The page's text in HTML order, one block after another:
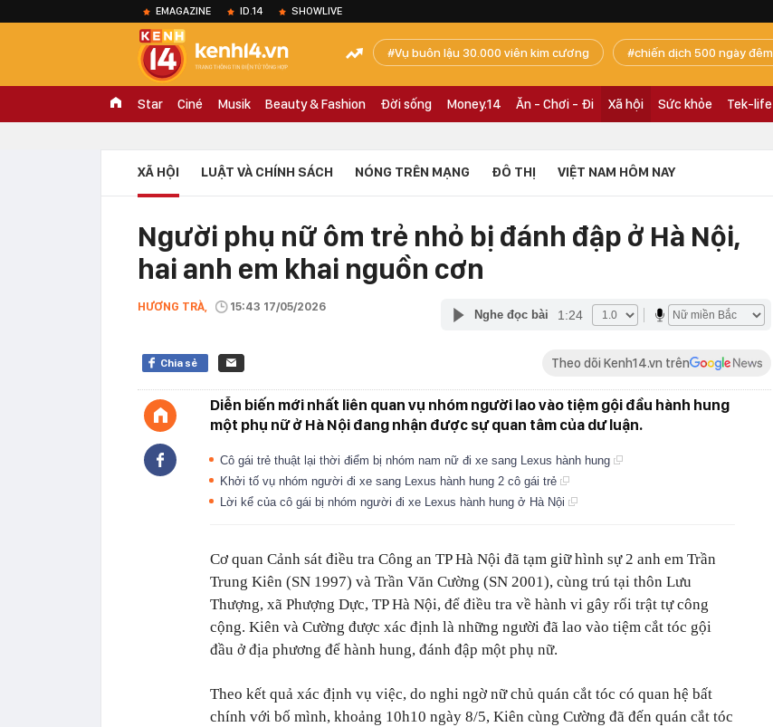
EMAGAZINE ID.14 SHOWLIVE
Vụ buôn lậu 30.000 viên kim cương chiến dịch 500 ngày đêm
Star Ciné Musik Beauty & Fashion Đời sống Money.14 Ăn - Chơi - Đi Xã hội Sức khỏe Tek-life
XÃ HỘI LUẬT VÀ CHÍNH SÁCH NÓNG TRÊN MẠNG ĐÔ THỊ VIỆT NAM HÔM NAY
Người phụ nữ ôm trẻ nhỏ bị đánh đập ở Hà Nội,
hai anh em khai nguồn cơn
HƯƠNG TRÀ, 15:43 17/05/2026
Nghe đọc bài 1:24
Chia sẻ Theo dõi Kenh14.vn trên
Diễn biến mới nhất liên quan vụ nhóm người lao vào tiệm gội đầu hành hung
một phụ nữ ở Hà Nội đang nhận được sự quan tâm của dư luận.
Cô gái trẻ thuật lại thời điểm bị nhóm nam nữ đi xe sang Lexus hành hung
Khởi tố vụ nhóm người đi xe sang Lexus hành hung 2 cô gái trẻ
Lời kể của cô gái bị nhóm người đi xe Lexus hành hung ở Hà Nội
Cơ quan Cảnh sát điều tra Công an TP Hà Nội đã tạm giữ hình sự 2 anh em Trần
Trung Kiên (SN 1997) và Trần Văn Cường (SN 2001), cùng trú tại thôn Lưu
Thượng, xã Phượng Dực, TP Hà Nội, để điều tra về hành vi gây rối trật tự công
cộng. Kiên và Cường được xác định là những người đã lao vào tiệm cắt tóc gội
đầu ở địa phương để hành hung, đánh đập một phụ nữ.
Theo kết quả xác định vụ việc, do nghi ngờ nữ chủ quán cắt tóc có quan hệ bất
chính với bố mình, khoảng 10h10 ngày 8/5, Kiên cùng Cường đã đến quán cắt tóc